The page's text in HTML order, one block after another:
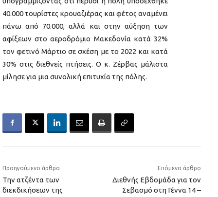
40.000 τουρίστες κρουαζιέρας και φέτος αναμένει
πάνω από 70.000, αλλά και στην αύξηση των
αφίξεων στο αεροδρόμιο Μακεδονία κατά 32%
τον φετινό Μάρτιο σε σχέση με το 2022 και κατά
30% στις διεθνείς πτήσεις. Ο κ. Ζέρβας μάλιστα
μίλησε για μια συνολική επιτυχία της πόλης.
Προηγούμενο άρθρο
Την ατζέντα των
διεκδικήσεων της
Επόμενο άρθρο
Διεθνής Εβδομάδα για τον
Σεβασμό στη Γέννα 14 –